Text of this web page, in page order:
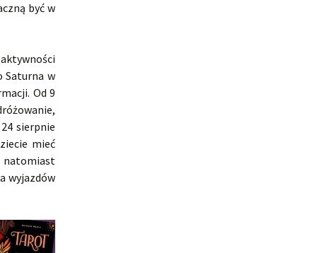
być w
Saturna w
Od 9
sierpnie
mieć
natomiast
wyjazdów